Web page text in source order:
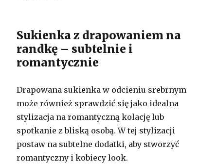
Sukienka z drapowaniem na
randkę – subtelnie i
romantycznie
Drapowana sukienka w odcieniu srebrnym
może również sprawdzić się jako idealna
stylizacja na romantyczną kolację lub
spotkanie z bliską osobą. W tej stylizacji
postaw na subtelne dodatki, aby stworzyć
romantyczny i kobiecy look.